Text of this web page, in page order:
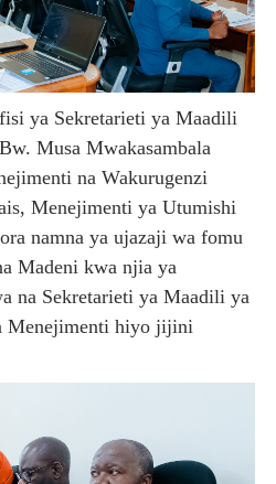
ya Sekretarieti ya Maadili
Musa Mwakasambala
na Wakurugenzi
Menejimenti ya Utumishi
namna ya ujazaji wa fomu
Madeni kwa njia ya
na Sekretarieti ya Maadili ya
Menejimenti hiyo jijini